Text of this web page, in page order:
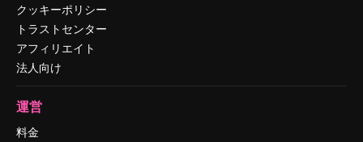
クッキーポリシー
トラストセンター
アフィリエイト
法人向け
運営
料金